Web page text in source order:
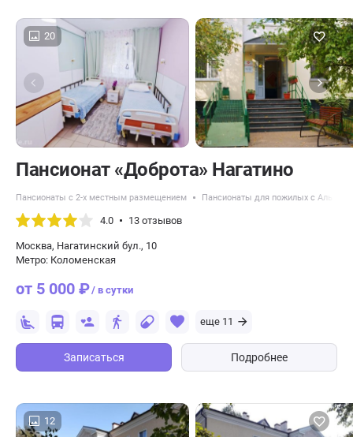
20
Пансионат «Доброта» Нагатино
Пансионаты с 2-х местным размещением Пансионаты для пожилых с
4.0 13 отзывов
Москва, Нагатинский бул., 10
Метро: Коломенская
от 5 000 ₽/ в сутки
еще 11
Записаться Подробнее
12